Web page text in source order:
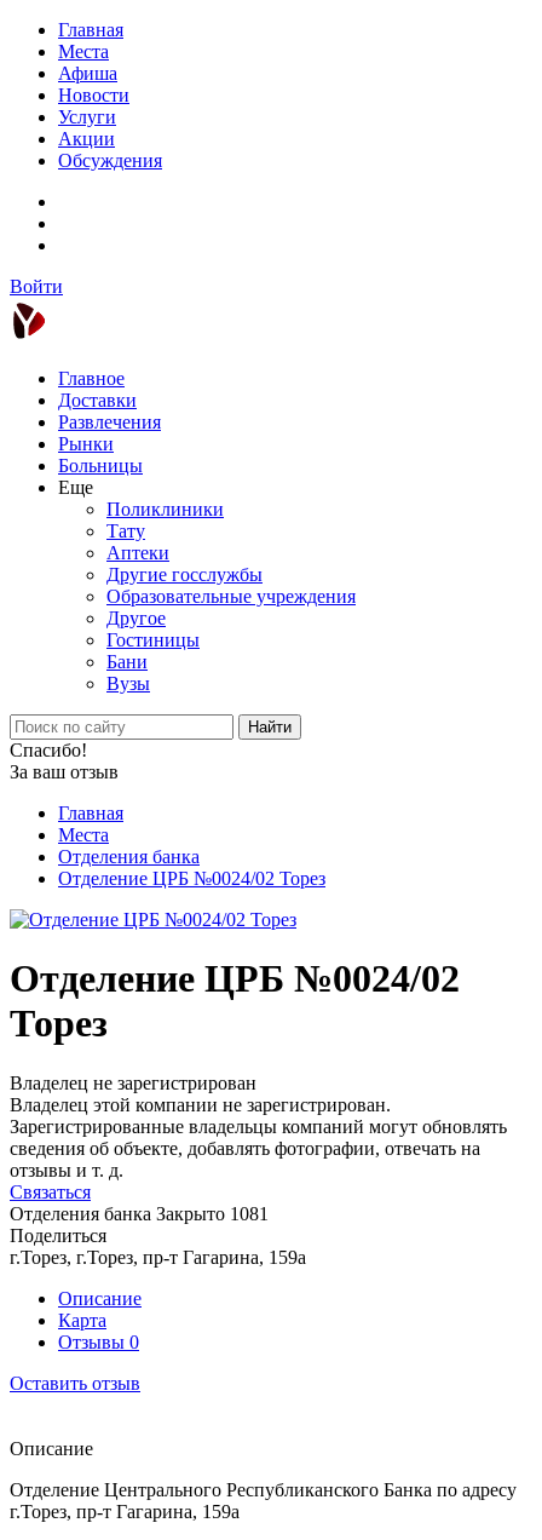
Главная
Места
Афиша
Новости
Услуги
Акции
Обсуждения
Войти
Главное
Доставки
Развлечения
Рынки
Больницы
Еще
Поликлиники
Тату
Аптеки
Другие госслужбы
Образовательные учреждения
Другое
Гостиницы
Бани
Вузы
Найти
Спасибо!
За ваш отзыв
Главная
Места
Отделения банка
Отделение ЦРБ №0024/02 Торез
Отделение ЦРБ №0024/02
Торез
Владелец не зарегистрирован
Владелец этой компании не зарегистрирован.
Зарегистрированные владельцы компаний могут обновлять
сведения об объекте, добавлять фотографии, отвечать на
отзывы и т. д.
Связаться
Отделения банка Закрыто 1081
Поделиться
г.Торез, г.Торез, пр-т Гагарина, 159а
Описание
Карта
Отзывы 0
Оставить отзыв
Описание
Отделение Центрального Республиканского Банка по адресу
г.Торез, пр-т Гагарина, 159а